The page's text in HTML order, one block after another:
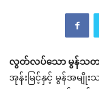
လွတ်လပ်သော မွန်သတ
အုန်းမြင့်နှင့် မွန်အမျို